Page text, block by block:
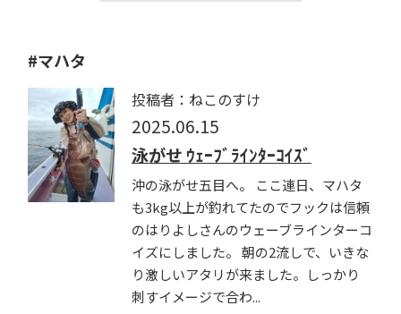
#マハタ
投稿者：ねこのすけ
2025.06.15
泳がせ ｳｪｰﾌﾞﾗｲﾝﾀｰｺｲｽﾞ
沖の泳がせ五目へ。 ここ連日、マハタ
も3kg以上が釣れてたのでフックは信頼
のはりよしさんのウェーブラインターコ
イズにしました。 朝の2流しで、いきな
り激しいアタリが来ました。しっかり
刺すイメージで合わ...